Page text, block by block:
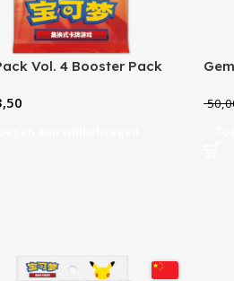
Vol. 4 Booster Pack